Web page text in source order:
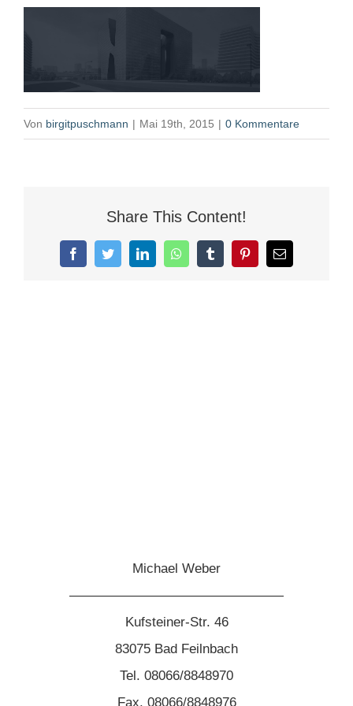
Von birgitpuschmann | Mai 19th, 2015 | 0 Kommentare
Share This Content!
FacebookTwitterLinkedInWhatsAppTumblrPinterest
E-
Mail
Michael Weber
————————————————
Kufsteiner-Str. 46
83075 Bad Feilnbach
Tel. 08066/8848970
Fax. 08066/8848976